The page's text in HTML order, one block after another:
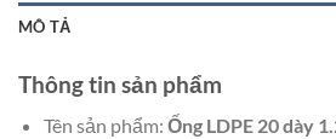
MÔ TẢ
Thông tin sản phẩm
Tên sản phẩm: Ống LDPE 20 dày